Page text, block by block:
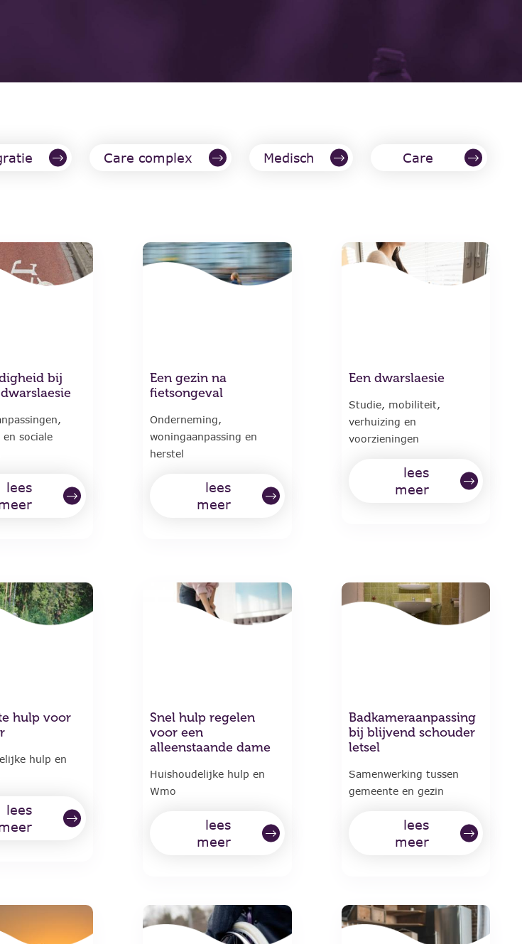
Care complex Medisch Care
bij
sociale
lees
Een gezin na
fietsongeval
Onderneming,
woningaanpassing en
herstel
lees
meer
Een dwarslaesie
Studie, mobiliteit,
verhuizing en
voorzieningen
lees
meer
hulp voor
hulp en
lees
Snel hulp regelen
voor een
alleenstaande dame
Huishoudelijke hulp en
Wmo
lees
meer
Badkameraanpassing
bij blijvend schouder
letsel
Samenwerking tussen
gemeente en gezin
lees
meer